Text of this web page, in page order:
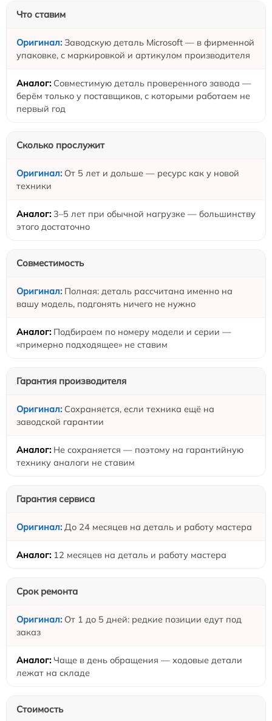
Что ставим
Заводскую деталь Microsoft — в фирменной
упаковке, с маркировкой и артикулом производителя
Совместимую деталь проверенного завода —
берём только у поставщиков, с которыми работаем не
первый год
Сколько прослужит
От 5 лет и дольше — ресурс как у новой
техники
3–5 лет при обычной нагрузке — большинству
этого достаточно
Совместимость
Полная: деталь рассчитана именно на
вашу модель, подгонять ничего не нужно
Подбираем по номеру модели и серии —
«примерно подходящее» не ставим
Гарантия производителя
Сохраняется, если техника ещё на
заводской гарантии
Не сохраняется — поэтому на гарантийную
технику аналоги не ставим
Гарантия сервиса
До 24 месяцев на деталь и работу мастера
12 месяцев на деталь и работу мастера
Срок ремонта
От 1 до 5 дней: редкие позиции едут под
заказ
Чаще в день обращения — ходовые детали
лежат на складе
Стоимость